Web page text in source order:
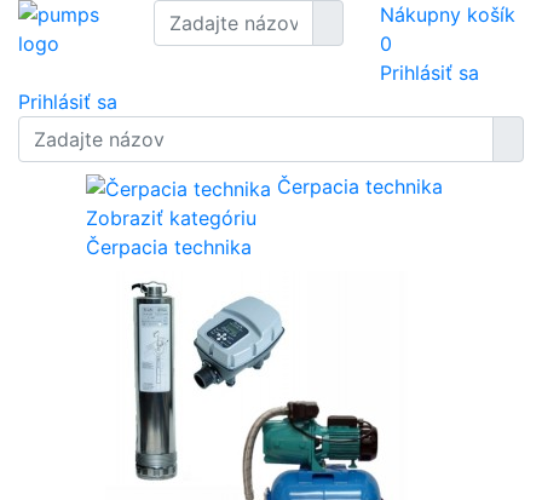
Nákupny košík
0
Prihlásiť sa
Prihlásiť sa
Čerpacia technika
Zobraziť kategóriu
Čerpacia technika